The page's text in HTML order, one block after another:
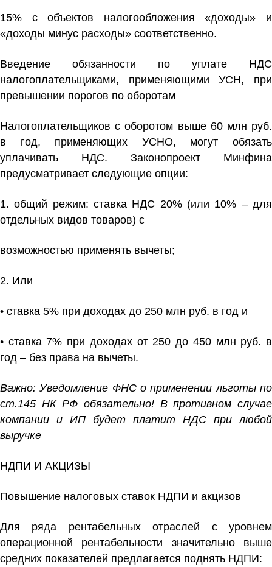
15% с объектов налогообложения «доходы» и
«доходы минус расходы» соответственно.
Введение обязанности по уплате НДС
налогоплательщиками, применяющими УСН, при
превышении порогов по оборотам
Налогоплательщиков с оборотом выше 60 млн руб.
в год, применяющих УСНО, могут обязать
уплачивать НДС. Законопроект Минфина
предусматривает следующие опции:
1. общий режим: ставка НДС 20% (или 10% – для
отдельных видов товаров) с
возможностью применять вычеты;
2. Или
• ставка 5% при доходах до 250 млн руб. в год и
• ставка 7% при доходах от 250 до 450 млн руб. в
год – без права на вычеты.
Важно: Уведомление ФНС о применении льготы по
ст.145 НК РФ обязательно! В противном случае
компании и ИП будет платит НДС при любой
выручке
НДПИ И АКЦИЗЫ
Повышение налоговых ставок НДПИ и акцизов
Для ряда рентабельных отраслей с уровнем
операционной рентабельности значительно выше
средних показателей предлагается поднять НДПИ: